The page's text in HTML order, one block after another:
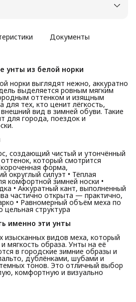
Документы
унты из белой норки
норки выглядят нежно, аккуратно
выделяется ровным мягким
оттенком и изящным
для тех, кто ценит лёгкость,
вид в зимней обуви. Такие
для города, поездок и
создающий чистый и утончённый
который смотрится
форма,
округлый силуэт • Тёплая
комфортной зимней носки •
• Аккуратный кант, выполненный
частично открыта — практично,
• Равномерный объём меха по
цельная структура
именно эти унты
видов меха, который
мягкость образа. Унты на её
в городские зимние образы и
дублёнками, шубами и
тонов. Это отличный выбор
комфортную и визуально